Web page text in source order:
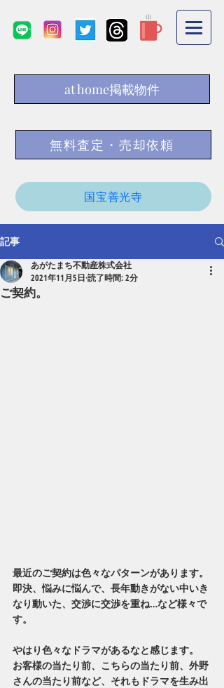
at home掲載物件
無料査定・売却依頼
国宝善光寺
記事
ご契約。
あがたまち不動産株式会社
2021年11月5日 読了時間: 2分
最近のご契約は色々なパターンがあります。
即決、悩みに悩んで、長年動きがない中いき
なり動いた、交渉に交渉を重ね…など様々で
す。
やはり色々なドラマがあるなと感じます。
お客様の当たり前、こちらの当たり前、外野
さんの当たり前など、それもドラマを生み出